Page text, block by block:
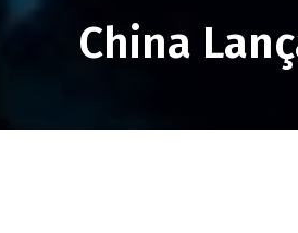
China